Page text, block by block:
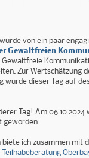
von ein paar
Gewaltfreien
Gewaltfreie
Zur Wertschätzung
wurde dieser Tag auf
Tag! Am 06.10.2024
geworden.
biete ich zusammen mit